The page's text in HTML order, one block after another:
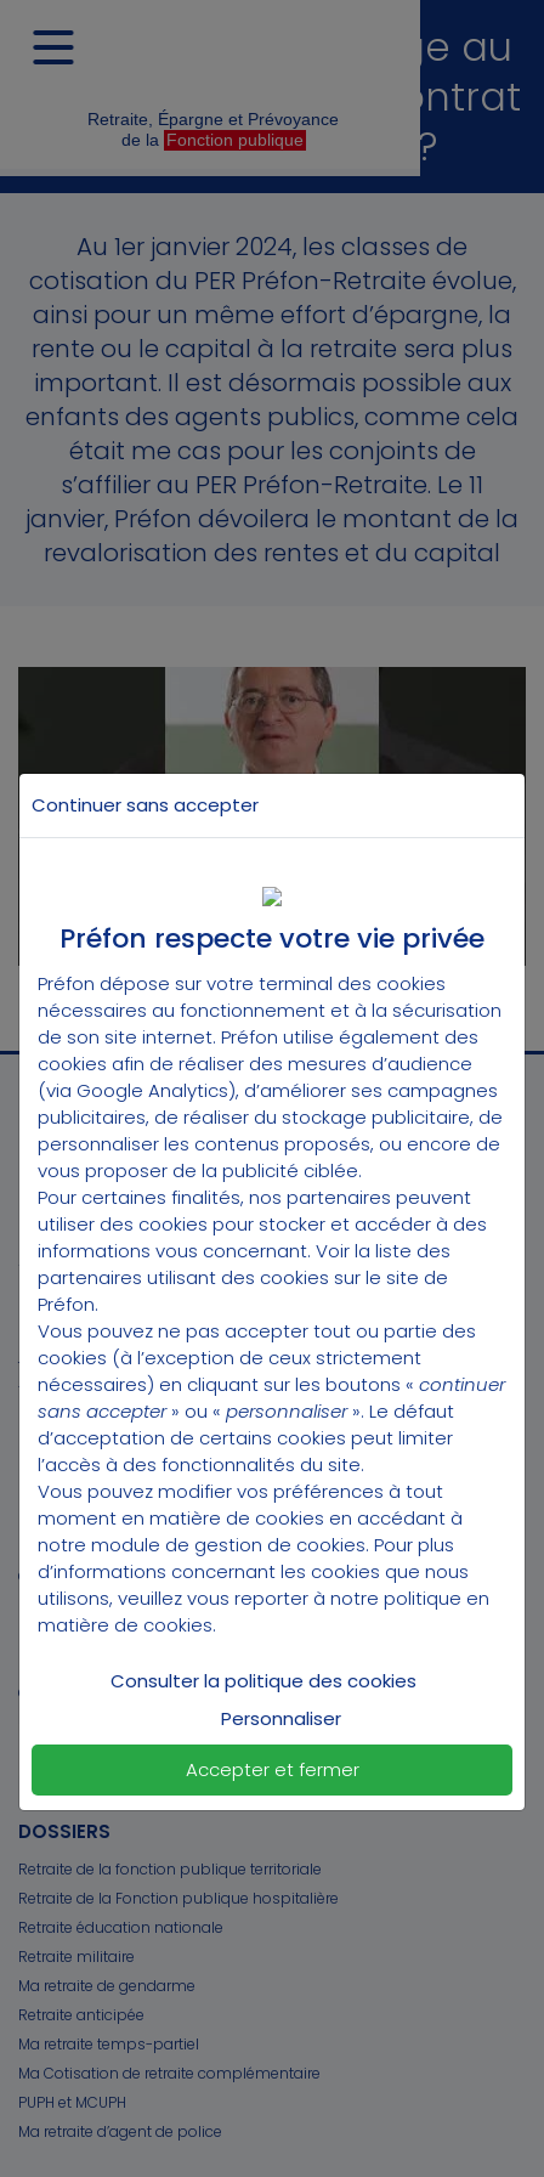
Retraite, Épargne et Prévoyance
de la Fonction publique
Qu'est ce qui change au
01/01/2024 pour le contrat
Préfon-Retraite ?
Au 1er janvier 2024, les classes de
cotisation du PER Préfon-Retraite évolue,
ainsi pour un même effort d’épargne, la
rente ou le capital à la retraite sera plus
important. Il est désormais possible aux
enfants des agents publics, comme cela
était me cas pour les conjoints de
s’affilier au PER Préfon-Retraite. Le 11
janvier, Préfon dévoilera le montant de la
revalorisation des rentes et du capital
Gérer les cookies pour autoriser les
vidéos Youtube
CONTACT
Téléphone :3025
(*appel gratuit du lundi au vendredi de 9h à 18h)
Préfon Distribution
12 bis, rue de Courcelles
75008 Paris
PRÉFON DISTRIBUTION
Préfon engagée avec la Fédération Française de handball
Site de l'association
Préfon Collectives
Qui sommes-nous ?
Nos récompenses
Partenaires
Contactez nos conseillers Préfon au 30 25
DOSSIERS
Retraite de la fonction publique territoriale
Retraite de la Fonction publique hospitalière
Retraite éducation nationale
Retraite militaire
Ma retraite de gendarme
Retraite anticipée
Ma retraite temps-partiel
Ma Cotisation de retraite complémentaire
PUPH et MCUPH
Ma retraite d’agent de police
Continuer sans accepter
Préfon respecte votre vie privée
Préfon dépose sur votre terminal des cookies
nécessaires au fonctionnement et à la sécurisation
de son site internet. Préfon utilise également des
cookies afin de réaliser des mesures d’audience
(via Google Analytics), d’améliorer ses campagnes
publicitaires, de réaliser du stockage publicitaire, de
personnaliser les contenus proposés, ou encore de
vous proposer de la publicité ciblée.
Pour certaines finalités, nos partenaires peuvent
utiliser des cookies pour stocker et accéder à des
informations vous concernant. Voir la liste des
partenaires utilisant des cookies sur le site de
Préfon.
Vous pouvez ne pas accepter tout ou partie des
cookies (à l’exception de ceux strictement
nécessaires) en cliquant sur les boutons « continuer
sans accepter» ou « personnaliser». Le défaut
d’acceptation de certains cookies peut limiter
l’accès à des fonctionnalités du site.
Vous pouvez modifier vos préférences à tout
moment en matière de cookies en accédant à
notre module de gestion de cookies. Pour plus
d’informations concernant les cookies que nous
utilisons, veuillez vous reporter à notre politique en
matière de cookies.
Consulter la politique des cookies
Personnaliser
Accepter et fermer